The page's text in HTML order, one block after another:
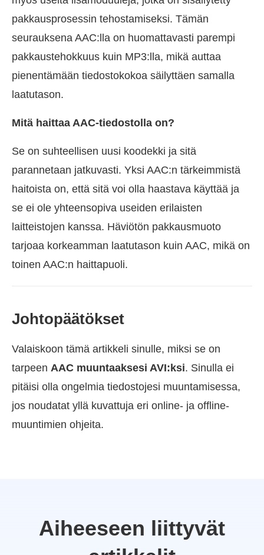
pakkausprosessin tehostamiseksi. Tämän
seurauksena AAC:lla on huomattavasti parempi
pakkaustehokkuus kuin MP3:lla, mikä auttaa
pienentämään tiedostokokoa säilyttäen samalla
laatutason.
Mitä haittaa AAC-tiedostolla on?
Se on suhteellisen uusi koodekki ja sitä
parannetaan jatkuvasti. Yksi AAC:n tärkeimmistä
haitoista on, että sitä voi olla haastava käyttää ja
se ei ole yhteensopiva useiden erilaisten
laitteistojen kanssa. Häviötön pakkausmuoto
tarjoaa korkeamman laatutason kuin AAC, mikä on
toinen AAC:n haittapuoli.
Johtopäätökset
Valaiskoon tämä artikkeli sinulle, miksi se on
tarpeen AAC muuntaaksesi AVI:ksi. Sinulla ei
pitäisi olla ongelmia tiedostojesi muuntamisessa,
jos noudatat yllä kuvattuja eri online- ja offline-
muuntimien ohjeita.
Aiheeseen liittyvät